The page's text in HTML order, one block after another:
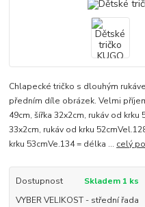
Chlapecké tričko s dlouhým
předním díle obrázek. Velmi
49cm, šířka 32x2cm, rukáv od
33x2cm, rukáv od krku
krku 53cmVe.134 = délka ... celý
Dostupnost
Skladem 1 ks
VYBER VELIKOST - střední řada